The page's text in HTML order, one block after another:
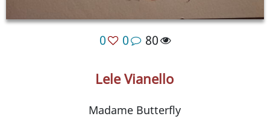
0 0 80
Lele Vianello
Madame Butterfly